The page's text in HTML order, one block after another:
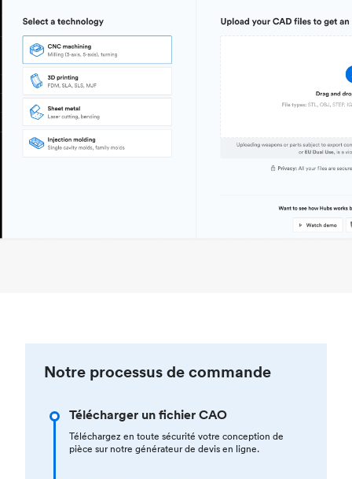
Notre processus de commande
Télécharger un fichier CAO
Téléchargez en toute sécurité votre conception de
pièce sur notre générateur de devis en ligne.